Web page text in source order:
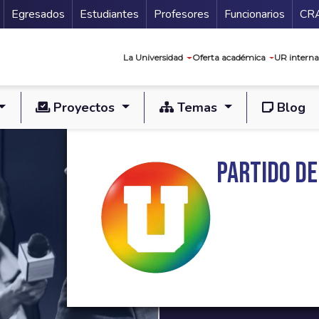
Secundario
Egresados Estudiantes Profesores Funcionarios
La Universidad Oferta académica UR
Proyectos Temas Blog
Partido